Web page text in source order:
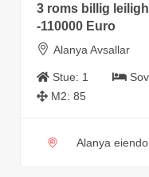
3 roms billig
-110000 Euro
Alanya Avsallar
Stue: 1
M2: 85
Alanya